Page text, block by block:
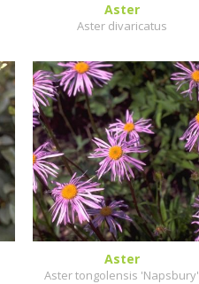
Aster
Aster divaricatus
Aster
Aster tongolensis 'Napsbury'